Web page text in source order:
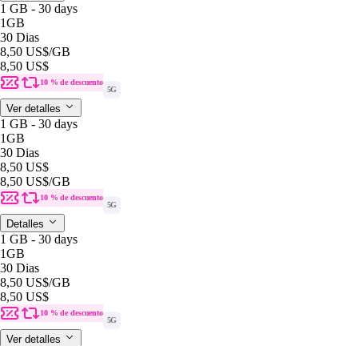
1 GB - 30 days
1GB
30 Dias
8,50 US$/GB
8,50 US$
10 % de descuento
5G
Ver detalles
1 GB - 30 days
1GB
30 Dias
8,50 US$
8,50 US$/GB
10 % de descuento
5G
Detalles
1 GB - 30 days
1GB
30 Dias
8,50 US$/GB
8,50 US$
10 % de descuento
5G
Ver detalles